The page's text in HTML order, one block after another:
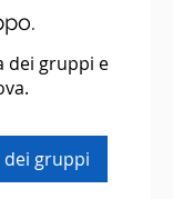
dei gruppi e
dei gruppi